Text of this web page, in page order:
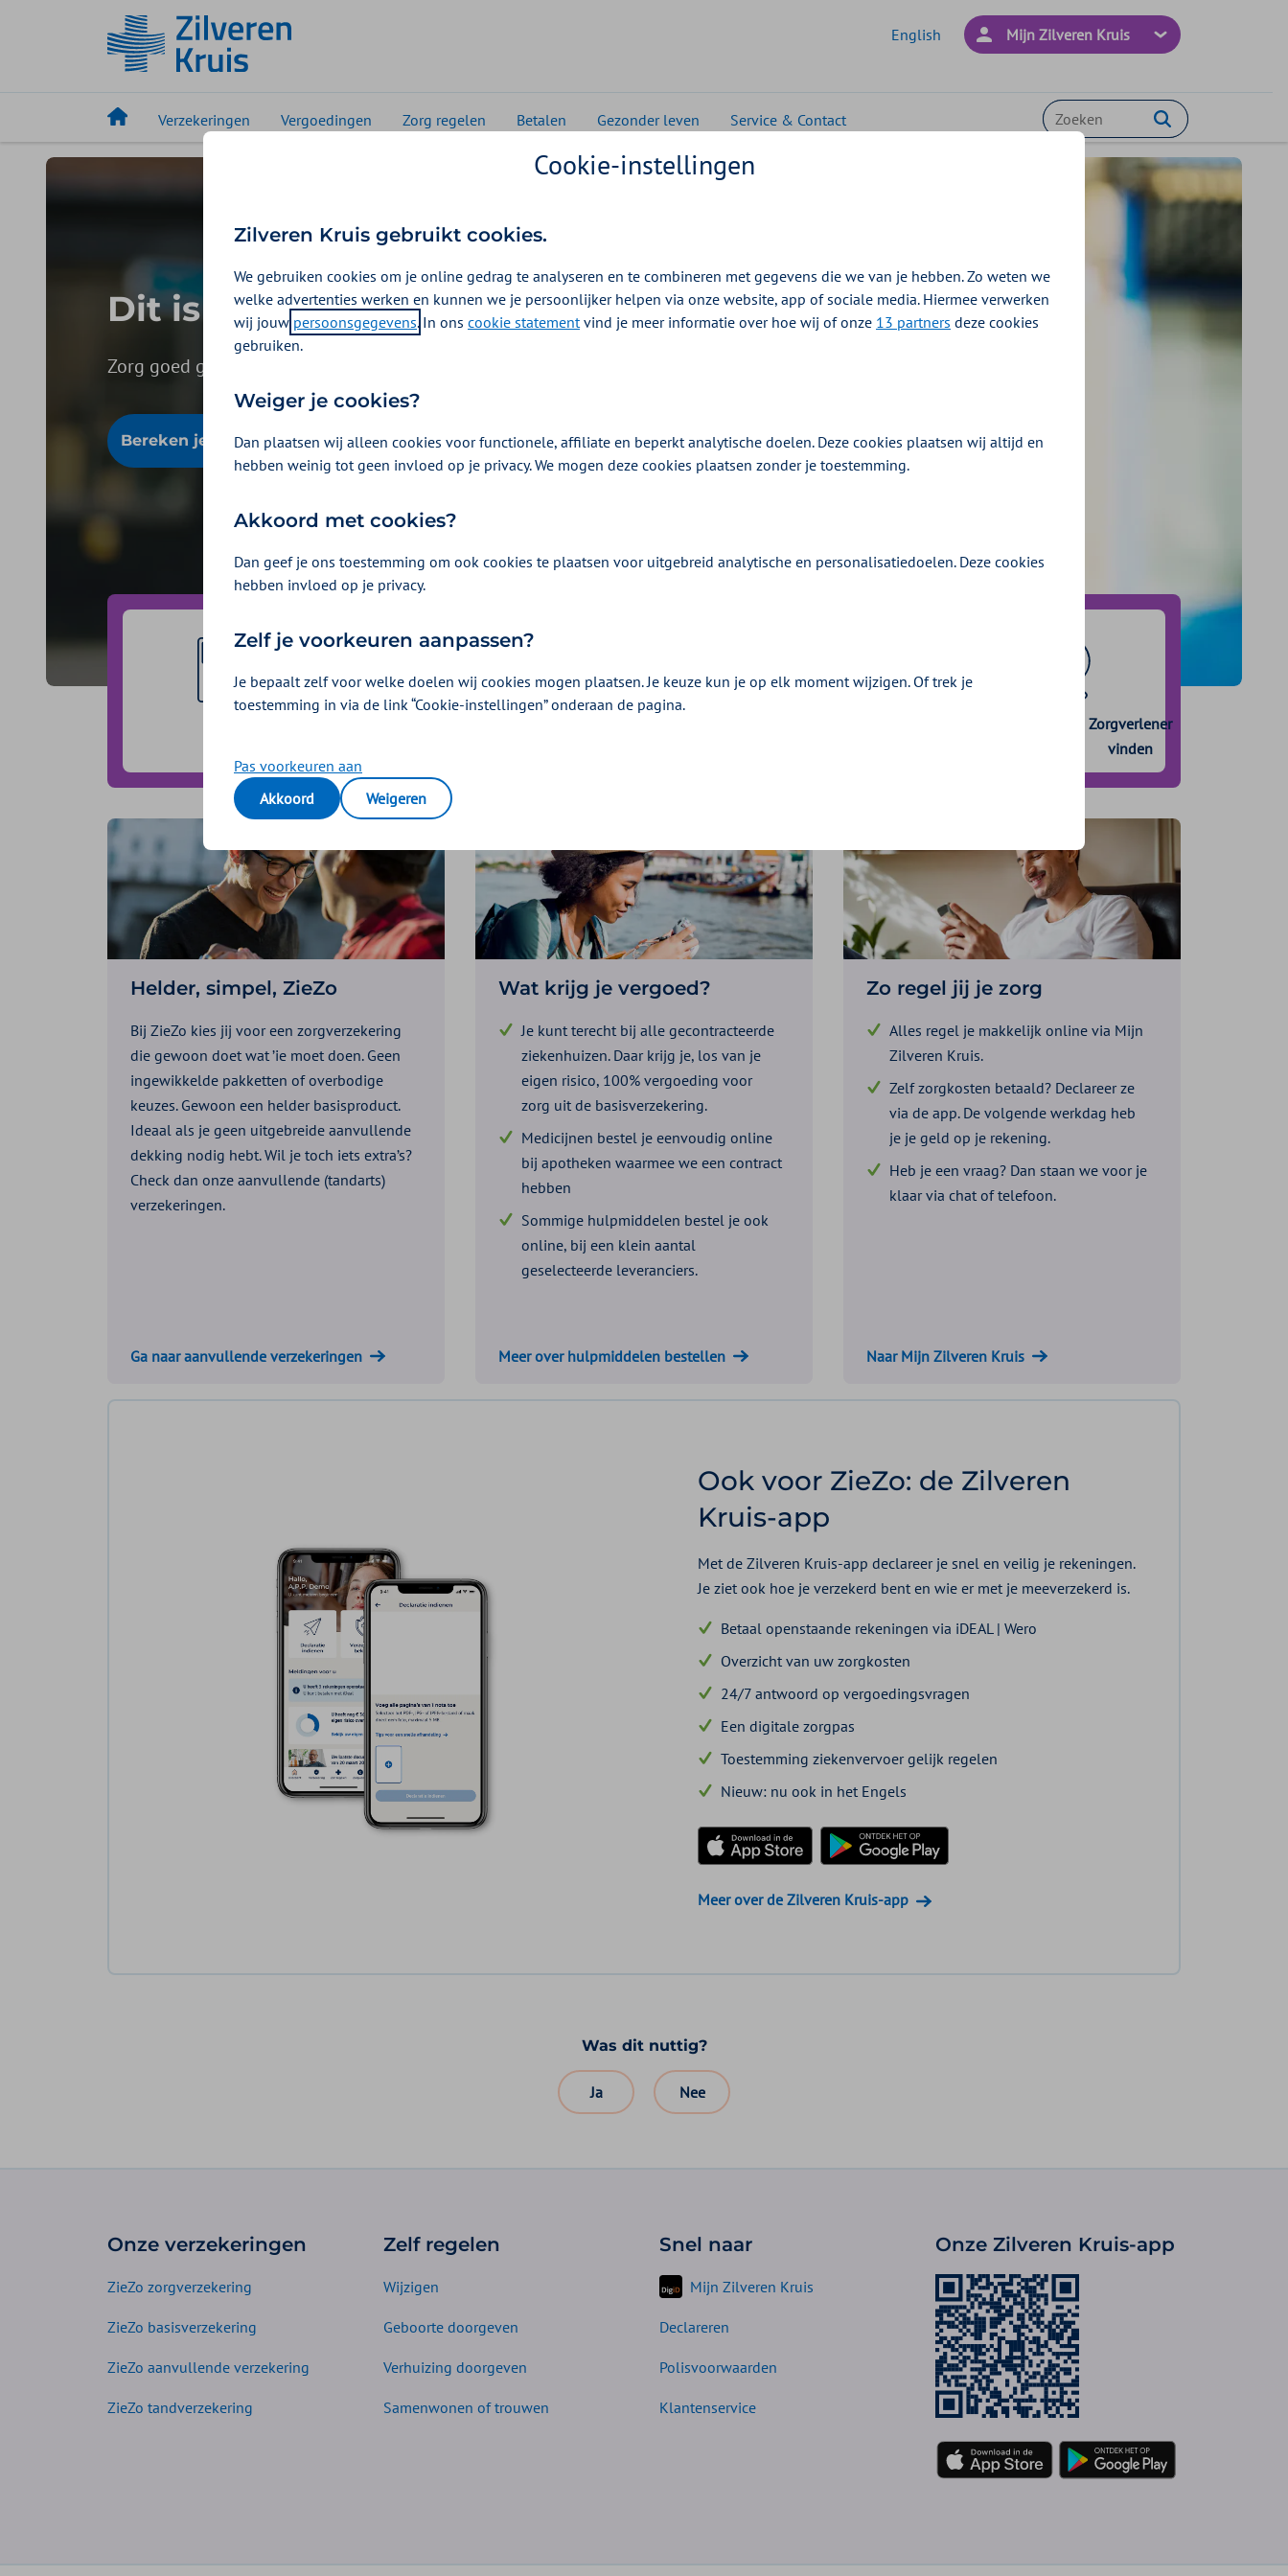
English Mijn Zilveren Kruis
Verzekeringen Vergoedingen Zorg regelen Betalen Gezonder leven Service & Contact Zoeken
Dit is ZieZo
Zorg goed geregeld, zonder gedoe. Kies voor ZieZo!
Bereken je premie
Zorgverlener
vinden
Helder, simpel, ZieZo
Bij ZieZo kies jij voor een zorgverzekering
die gewoon doet wat ’ie moet doen. Geen
ingewikkelde pakketten of overbodige
keuzes. Gewoon een helder basisproduct.
Ideaal als je geen uitgebreide aanvullende
dekking nodig hebt. Wil je toch iets extra’s?
Check dan onze aanvullende (tandarts)
verzekeringen.
Ga naar aanvullende verzekeringen
Wat krijg je vergoed?
Je kunt terecht bij alle gecontracteerde
ziekenhuizen. Daar krijg je, los van je
eigen risico, 100% vergoeding voor
zorg uit de basisverzekering.
Medicijnen bestel je eenvoudig online
bij apotheken waarmee we een contract
hebben
Sommige hulpmiddelen bestel je ook
online, bij een klein aantal
geselecteerde leveranciers.
Meer over hulpmiddelen bestellen
Zo regel jij je zorg
Alles regel je makkelijk online via Mijn
Zilveren Kruis.
Zelf zorgkosten betaald? Declareer ze
via de app. De volgende werkdag heb
je je geld op je rekening.
Heb je een vraag? Dan staan we voor je
klaar via chat of telefoon.
Naar Mijn Zilveren Kruis
Ook voor ZieZo: de Zilveren
Kruis-app
Met de Zilveren Kruis-app declareer je snel en veilig je rekeningen.
Je ziet ook hoe je verzekerd bent en wie er met je meeverzekerd is.
Betaal openstaande rekeningen via iDEAL | Wero
Overzicht van uw zorgkosten
24/7 antwoord op vergoedingsvragen
Een digitale zorgpas
Toestemming ziekenvervoer gelijk regelen
Nieuw: nu ook in het Engels
Download in de App StoreDownload in de Play Store
Meer over de Zilveren Kruis-app
Was dit nuttig?
Ja Nee
Onze verzekeringen
ZieZo zorgverzekering
ZieZo basisverzekering
ZieZo aanvullende verzekering
ZieZo tandverzekering
Zelf regelen
Wijzigen
Geboorte doorgeven
Verhuizing doorgeven
Samenwonen of trouwen
Snel naar
Mijn Zilveren Kruis
Declareren
Polisvoorwaarden
Klantenservice
Onze Zilveren Kruis-app
Cookie-instellingen
Zilveren Kruis gebruikt cookies.
We gebruiken cookies om je online gedrag te analyseren en te combineren met gegevens die we van je hebben. Zo weten we
welke advertenties werken en kunnen we je persoonlijker helpen via onze website, app of sociale media. Hiermee verwerken
wij jouw persoonsgegevens. In ons cookie statementvind je meer informatie over hoe wij of onze 13 partners deze cookies
gebruiken.
Weiger je cookies?
Dan plaatsen wij alleen cookies voor functionele, affiliate en beperkt analytische doelen. Deze cookies plaatsen wij altijd en
hebben weinig tot geen invloed op je privacy. We mogen deze cookies plaatsen zonder je toestemming.
Akkoord met cookies?
Dan geef je ons toestemming om ook cookies te plaatsen voor uitgebreid analytische en personalisatiedoelen. Deze cookies
hebben invloed op je privacy.
Zelf je voorkeuren aanpassen?
Je bepaalt zelf voor welke doelen wij cookies mogen plaatsen. Je keuze kun je op elk moment wijzigen. Of trek je
toestemming in via de link “Cookie-instellingen” onderaan de pagina.
Pas voorkeuren aan
Akkoord
Weigeren